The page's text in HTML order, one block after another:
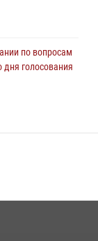
по вопросам
дня голосования
изменениях в